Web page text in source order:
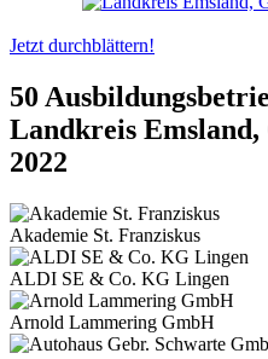
Jetzt durchblättern!
50
Landkreis
2022
Akademie St. Franziskus
ALDI SE & Co. KG Lingen
Arnold Lammering GmbH